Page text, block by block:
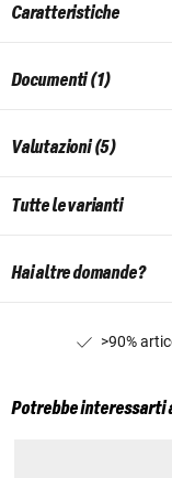
Caratteristiche
Documenti (1)
Valutazioni (5)
Tutte le varianti
Hai altre domande?
>90%
Potrebbe interessarti